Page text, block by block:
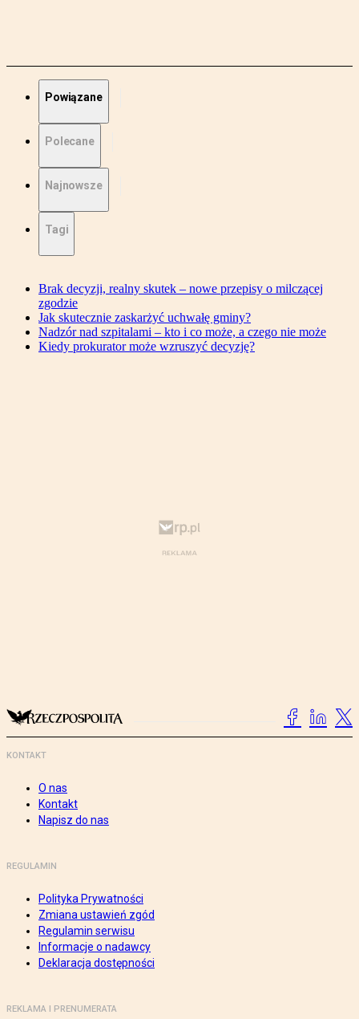
Powiązane
Polecane
Najnowsze
Tagi
Brak decyzji, realny skutek – nowe przepisy o milczącej
zgodzie
Jak skutecznie zaskarżyć uchwałę gminy?
Nadzór nad szpitalami – kto i co może, a czego nie może
Kiedy prokurator może wzruszyć decyzję?
KONTAKT
O nas
Kontakt
Napisz do nas
REGULAMIN
Polityka Prywatności
Zmiana ustawień zgód
Regulamin serwisu
Informacje o nadawcy
Deklaracja dostępności
REKLAMA I PRENUMERATA